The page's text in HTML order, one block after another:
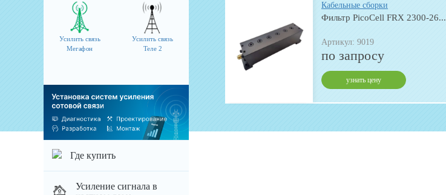
Усилить связь
Мегафон
Усилить связь
Теле 2
Где купить
Усиление сигнала в
Кабельные сборки
Антенна AO-2400/5800-5 Wi-Fi
Артикул: 160
по запросу
Кабельные сборки
Фильтр PicoCell FRX 2300-26...
Артикул: 9019
по запросу
узнать цену
Похожие товары